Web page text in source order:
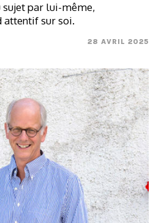
sujet par lui-même,
attentif sur soi.
28 AVRIL 2025